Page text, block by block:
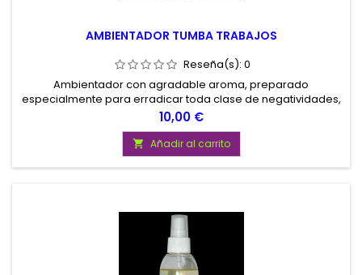
AMBIENTADOR TUMBA TRABAJOS
Reseña(s): 0
Ambientador con agradable aroma, preparado
especialmente para erradicar toda clase de negatividades,
trabajos sucios, y alejar personas de mala fe. Contenido 100
ml.
Precio
10,00 €
 Añadir al carrito